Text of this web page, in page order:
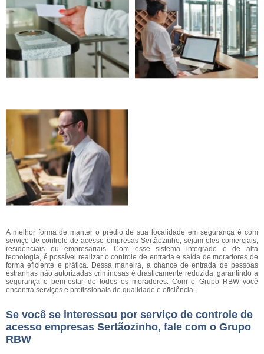
A melhor forma de manter o prédio de sua localidade em segurança é com
serviço de controle de acesso empresas Sertãozinho, sejam eles comerciais,
residenciais ou empresariais. Com esse sistema integrado e de alta
tecnologia, é possível realizar o controle de entrada e saída de moradores de
forma eficiente e prática. Dessa maneira, a chance de entrada de pessoas
estranhas não autorizadas criminosas é drasticamente reduzida, garantindo a
segurança e bem-estar de todos os moradores. Com o Grupo RBW você
encontra serviços e profissionais de qualidade e eficiência.
Se você se interessou por serviço de controle de
acesso empresas Sertãozinho, fale com o Grupo
RBW